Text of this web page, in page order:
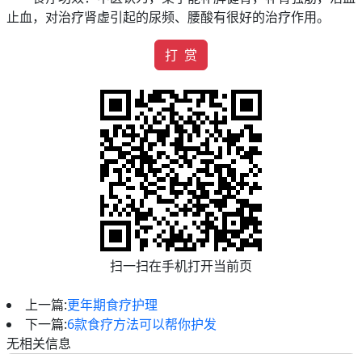
止血，对治疗肾虚引起的尿频、腰酸有很好的治疗作用。
打 赏
扫一扫在手机打开当前页
上一篇:更年期食疗护理
下一篇:6款食疗方法可以帮你护发
无相关信息